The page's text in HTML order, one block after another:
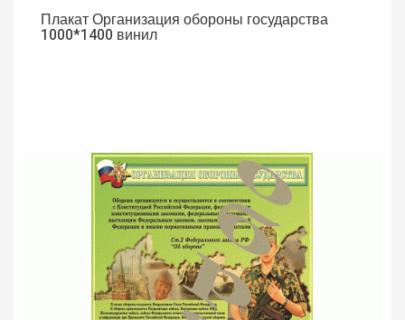
Плакат Организация обороны государства
1000*1400 винил